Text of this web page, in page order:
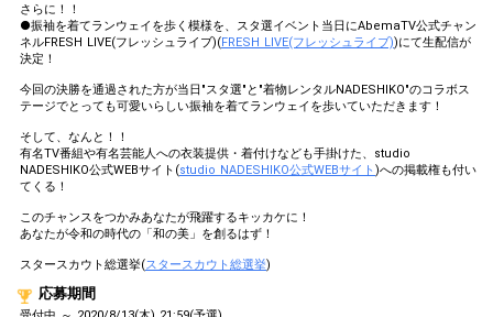
さらに！！
●振袖を着てランウェイを歩く模様を、スタ選イベント当日にAbemaTV公式チャン
ネルFRESH LIVE(フレッシュライブ)(FRESH LIVE(フレッシュライブ))にて生配信が
決定！
今回の決勝を通過された方が当日"スタ選"と"着物レンタルNADESHIKO"のコラボス
テージでとっても可愛いらしい振袖を着てランウェイを歩いていただきます！
そして、なんと！！
有名TV番組や有名芸能人への衣装提供・着付けなども手掛けた、studio
NADESHIKO公式WEBサイト(studio NADESHIKO公式WEBサイト)への掲載権も付い
てくる！
このチャンスをつかみあなたが飛躍するキッカケに！
あなたが令和の時代の「和の美」を創るはず！
スタースカウト総選挙(スタースカウト総選挙)
応募期間